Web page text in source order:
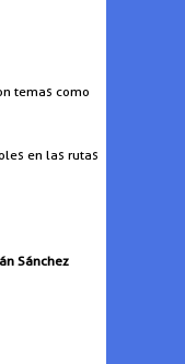
temas como
en las rutas
Sánchez